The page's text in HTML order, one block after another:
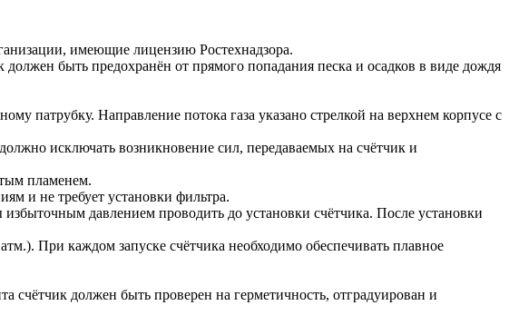
имеющие лицензию Ростехнадзора.
быть предохранён от прямого попадания песка и осадков в виде дождя
патрубку. Направление потока газа указано стрелкой на верхнем корпусе с
исключать возникновение сил, передаваемых на счётчик и
пламенем.
и не требует установки фильтра.
давлением проводить до установки счётчика. После установки
При каждом запуске счётчика необходимо обеспечивать плавное
счётчик должен быть проверен на герметичность, отградуирован и